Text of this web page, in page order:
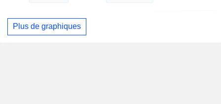
Plus de graphiques